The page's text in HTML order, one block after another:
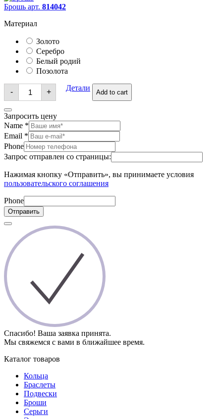
Брошь арт. 814042
Материал
Золото
Серебро
Белый родий
Позолота
-
Брошь
quantity
+ Детали
Add to cart
Запросить цену
Name *
Email *
Phone
Запрос отправлен со страницы:
Нажимая кнопку «Отправить», вы принимаете условия
пользовательского соглашения
Phone
Отправить
Спасибо! Ваша заявка принята.
Мы свяжемся с вами в ближайшее время.
Каталог товаров
Кольца
Браслеты
Подвески
Броши
Серьги